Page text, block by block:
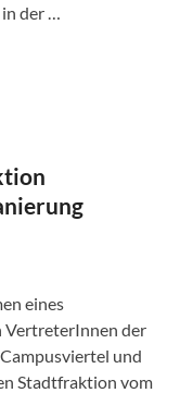
der …
eines
VertreterInnen der
und
Stadtfraktion vom